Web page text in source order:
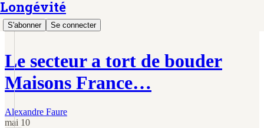
Longévité
S'abonner Se connecter
Le secteur a tort de bouder
Maisons France…
Alexandre Faure
mai 10